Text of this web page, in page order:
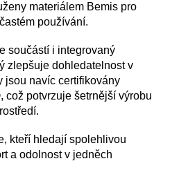
materiálem Bemis pro
používání.
součástí i integrovaný
zlepšuje dohledatelnost v
jsou navíc certifikovány
což potvrzuje šetrnější výrobu
kteří hledají spolehlivou
a odolnost v jedněch